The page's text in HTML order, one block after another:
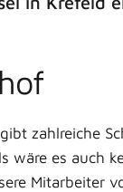
zahlreiche
es auch
Mitarbeiter